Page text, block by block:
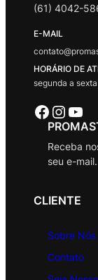
(61) 4042-
E-MAIL
HORÁRIO DE
segunda a
Facebook Instagram Youtube
Receba
seu e-mail.
CLIENTE
Sobre Nós
Contato